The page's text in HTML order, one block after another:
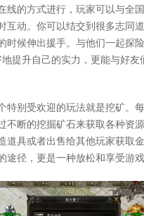
线的方式进行，玩家可以与全
互动。你可以结交到很多志同
时候伸出援手。与他们一起探
地提升自己的实力，更能与好友
特别受欢迎的玩法就是挖矿。
不断的挖掘矿石来获取各种资
道具或者出售给其他玩家获取
途径，更是一种放松和享受游戏